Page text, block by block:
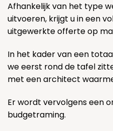
Afhankelijk van het type
uitvoeren, krijgt u in een
uitgewerkte offerte op
In het kader van een
we eerst rond de tafel
met een architect
Er wordt vervolgens een
budgetraming.